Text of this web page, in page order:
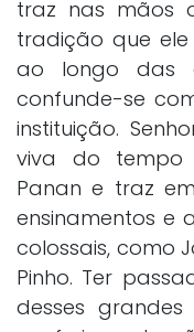
traz nas mãos
tradição que
ao longo das
confunde-se
instituição.
viva do tempo
Panan e traz
ensinamentos e
colossais, como
Pinho. Ter
desses